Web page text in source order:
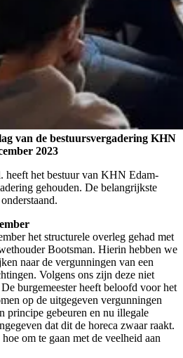
van de bestuursvergadering KHN
2023
heeft het bestuur van KHN Edam-
gehouden. De belangrijkste
het structurele overleg gehad met
Bootsman. Hierin hebben we
naar de vergunningen van een
Volgens ons zijn deze niet
burgemeester heeft beloofd voor het
op de uitgegeven vergunningen
principe gebeuren en nu illegale
dat dit de horeca zwaar raakt.
om te gaan met de veelheid aan